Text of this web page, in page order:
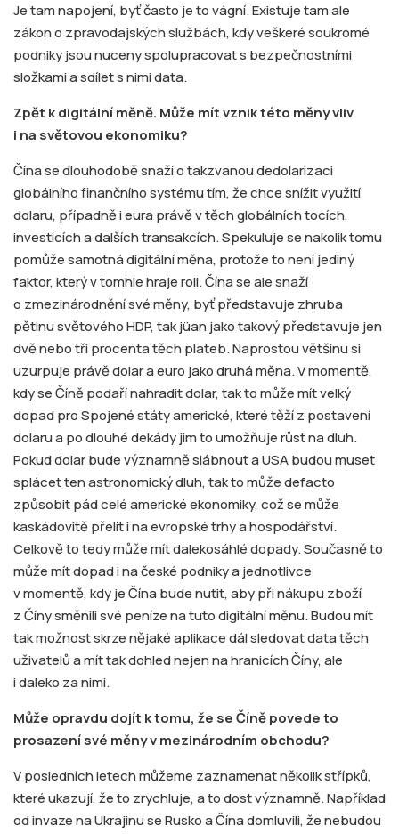
Je tam napojení, byť často je to vágní. Existuje tam ale
zákon o zpravodajských službách, kdy veškeré soukromé
podniky jsou nuceny spolupracovat s bezpečnostními
složkami a sdílet s nimi data.
Zpět kdigitální měně. Může mít vznik této měny vliv
i na světovou ekonomiku?
Čína se dlouhodobě snaží o takzvanou dedolarizaci
globálního finančního systému tím, že chce snížit využití
dolaru, případně i eura právě v těch globálních tocích,
investicích a dalších transakcích. Spekuluje se nakolik tomu
pomůže samotná digitální měna, protože to není jediný
faktor, který v tomhle hraje roli. Čína se ale snaží
o zmezinárodnění své měny, byť představuje zhruba
pětinu světového HDP, tak jüan jako takový představuje jen
dvě nebo tři procenta těch plateb. Naprostou většinu si
uzurpuje právě dolar a euro jako druhá měna. V momentě,
kdy se Číně podaří nahradit dolar, tak to může mít velký
dopad pro Spojené státy americké, které těží z postavení
dolaru a po dlouhé dekády jim to umožňuje růst na dluh.
Pokud dolar bude významně slábnout a USA budou muset
splácet ten astronomický dluh, tak to může defacto
způsobit pád celé americké ekonomiky, což se může
kaskádovitě přelít i na evropské trhy a hospodářství.
Celkově to tedy může mít dalekosáhlé dopady. Současně to
může mít dopad i na české podniky a jednotlivce
v momentě, kdy je Čína bude nutit, aby při nákupu zboží
z Číny směnili své peníze na tuto digitální měnu. Budou mít
tak možnost skrze nějaké aplikace dál sledovat data těch
uživatelů a mít tak dohled nejen na hranicích Číny, ale
i daleko za nimi.
Může opravdu dojít k tomu, že seČíně povede to
prosazení své měny v mezinárodním obchodu?
V posledních letech můžeme zaznamenat několik střípků,
které ukazují, že to zrychluje, a to dost významně. Například
od invaze na Ukrajinu se Rusko a Čína domluvili, že nebudou